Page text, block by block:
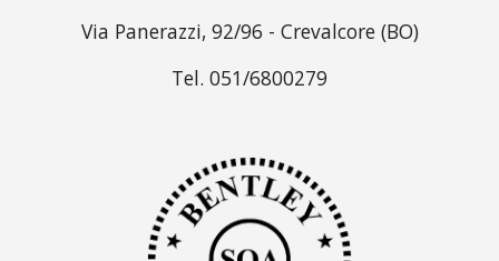
Via Panerazzi, 92/96 - Crevalcore (BO)
Tel. 051/6800279